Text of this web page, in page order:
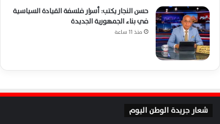
حسن النجار يكتب: أسرار فلسفة القيادة السياسية
في بناء الجمهورية الجديدة
منذ 11 ساعة
شعار جريدة الوطن اليوم